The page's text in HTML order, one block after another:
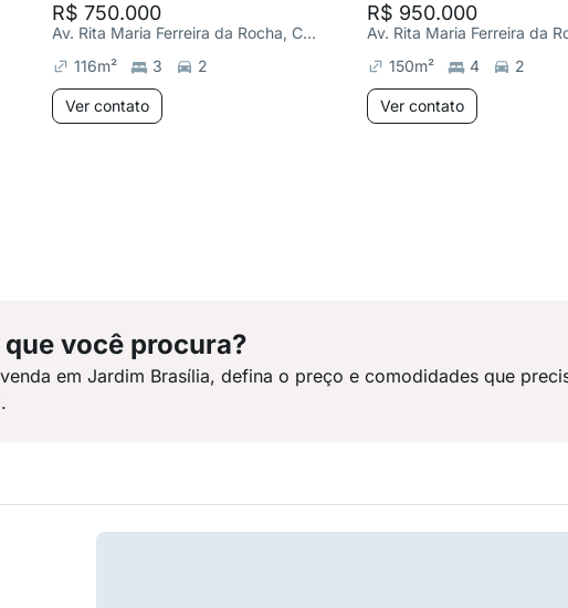
R$ 750.000
Av. Rita Maria Ferreira da Rocha, Comercial
116m² 3 2
Ver contato
R$ 950.000
150m² 4 2
Ver contato
você procura?
em Jardim Brasília, defina o preço e comodidades que